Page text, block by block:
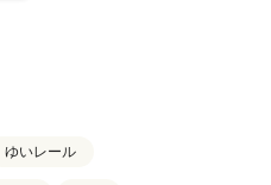
ゆいレール